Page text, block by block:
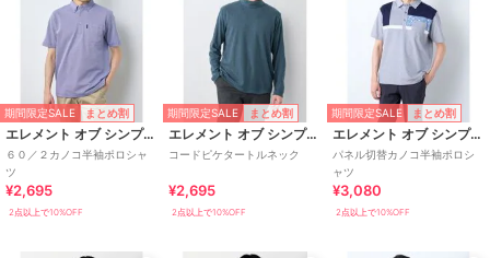
期間限定SALE まとめ割
エレメント オブ シンプルライフ
６０／２カノコ半袖ポロシャ
ツ
¥2,695
2点以上で10%OFF
期間限定SALE まとめ割
エレメント オブ シンプルライフ
コードピケタートルネック
¥2,695
2点以上で10%OFF
期間限定SALE まとめ割
エレメント オブ シンプルライフ
パネル切替カノコ半袖ポロシ
ャツ
¥3,080
2点以上で10%OFF